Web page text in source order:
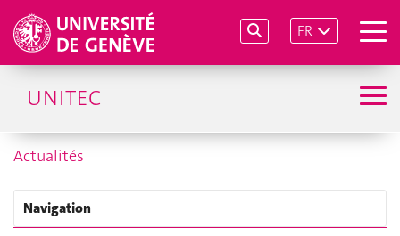
FR
UNITEC
Actualités
Navigation